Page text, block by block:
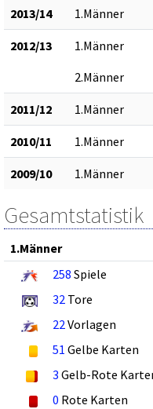
2013/14 1.Männer
2012/13 1.Männer
2.Männer
2011/12 1.Männer
2010/11 1.Männer
2009/10 1.Männer
Gesamtstatistik
1.Männer
258 Spiele
32 Tore
22Vorlagen
51 Gelbe Karten
3 Gelb-Rote
0 Rote Karten